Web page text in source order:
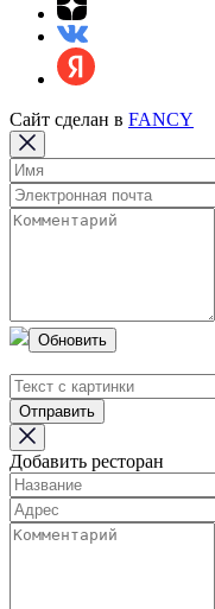
Сайт сделан в FANCY
Обновить
Отправить
Добавить ресторан